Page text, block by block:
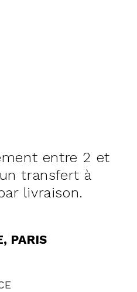
entre 2 et
transfert à
livraison.
PARIS